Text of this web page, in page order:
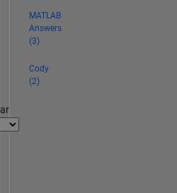
MATLAB
Answers
(3)
Cody
(2)